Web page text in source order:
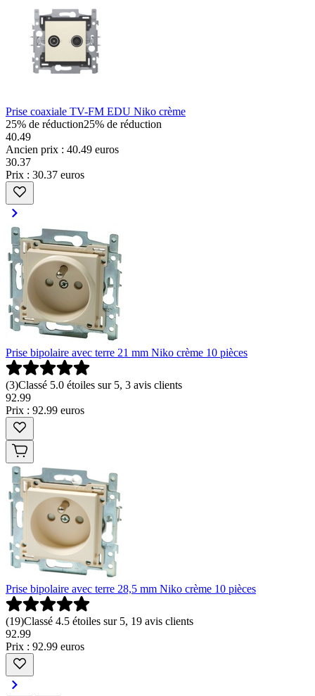
Prise coaxiale TV-FM EDU Niko crème
25% de réduction25% de réduction
40.49
Ancien prix : 40.49 euros
30.37
Prix : 30.37 euros
Prise bipolaire avec terre 21 mm Niko crème 10 pièces
(3)Classé 5.0 étoiles sur 5, 3 avis clients
92.99
Prix : 92.99 euros
Prise bipolaire avec terre 28,5 mm Niko crème 10 pièces
(19)Classé 4.5 étoiles sur 5, 19 avis clients
92.99
Prix : 92.99 euros